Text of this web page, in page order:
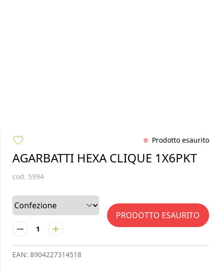
Prodotto esaurito
AGARBATTI HEXA CLIQUE 1X6PKT
cod. 5994
1
PRODOTTO ESAURITO
EAN: 8904227314518